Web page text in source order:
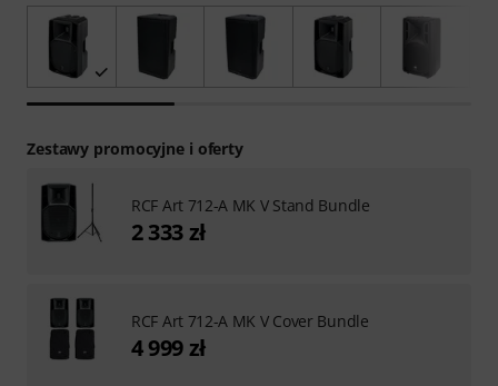
Zestawy promocyjne i oferty
RCF Art 712-A MK V Stand Bundle
2 333 zł
RCF Art 712-A MK V Cover Bundle
4 999 zł